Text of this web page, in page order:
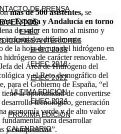
DE PRENSA
EVENTOS
EHEC
ANTERIORES
EHEC 2005
EHEC 2018
EHEC 2022
ÚLTIMA EDICIÓN
EHEC 2024
PRÓXIMA EDICIÓN
CALENDARIO
más de 500 asistentes, se
España y Andalucía en torno
de valor en torno al mismo y
industriales difícilmente
de la hoja de ruta del hidrógeno en
hidrógeno de carácter renovable.
del Área de Hidrógeno del
y el Reto demográfico del
para el Gobierno de España, “el
la oportunidad de convertirse
tecnológico, generación
economía verde y de alto valor
para desarrollar
y competitivas”.